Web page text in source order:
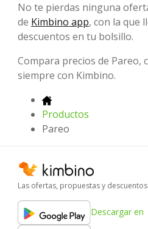
No te pierdas ninguna
de Kimbino app, con la que
descuentos en tu bolsillo.
Compara precios de Pareo,
siempre con Kimbino.
Productos
Pareo
Las ofertas, propuestas y descuentos
Descargar en